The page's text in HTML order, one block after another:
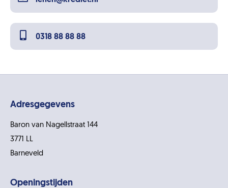
0318 88 88 88
Adresgegevens
Baron van Nagellstraat 144
3771 LL
Barneveld
Openingstijden